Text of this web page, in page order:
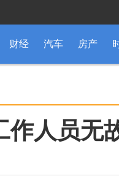
财经 汽车 房产
人员无